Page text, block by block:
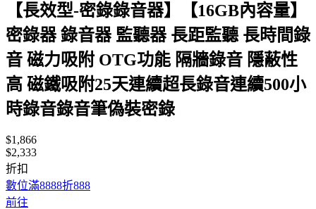
【長效型-密錄錄音器】【16GB內容量】
密錄器 錄音器 監聽器 長距監聽 長時間錄
音 磁力吸附 OTG功能 隔牆錄音 隱蔽性
高 磁鐵吸附25天連續超長錄音連續500小
時錄音錄音筆偽裝密錄
$1,866
$2,333
折扣
數位滿8888折888
前往